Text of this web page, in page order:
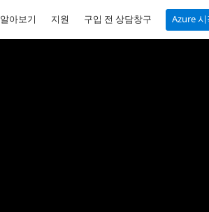
알아보기 지원 구입 전 상담창구 Azure